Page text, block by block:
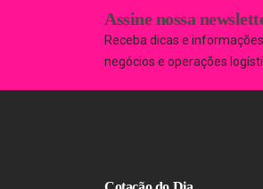
Assine nossa
Receba dicas e
negócios e operações